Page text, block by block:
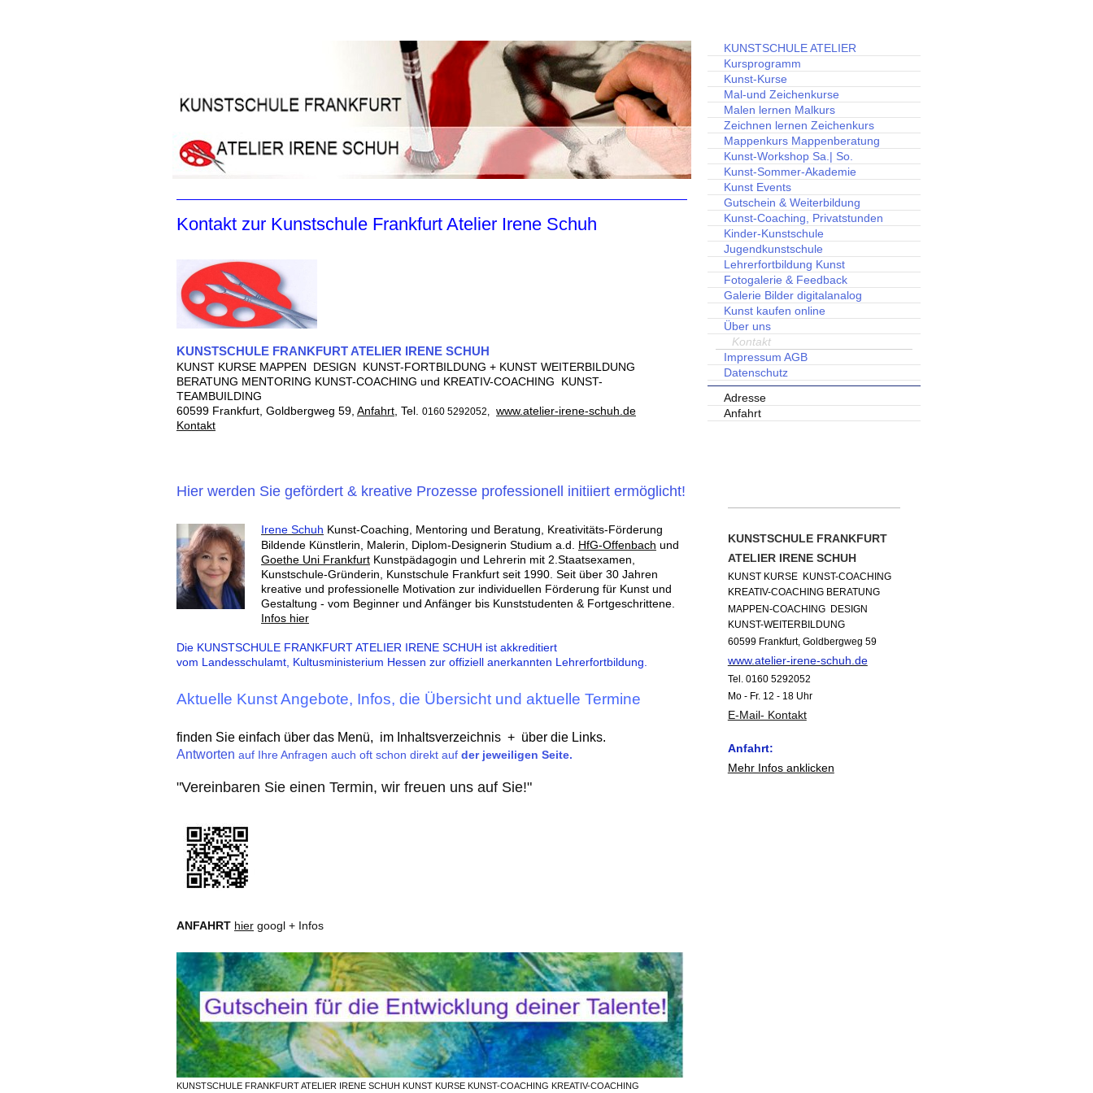
Kontakt zur Kunstschule Frankfurt Atelier Irene Schuh
KUNSTSCHULE FRANKFURT ATELIER IRENE SCHUH
KUNST KURSE MAPPEN DESIGN KUNST-FORTBILDUNG + KUNST WEITERBILDUNG
BERATUNG MENTORING KUNST-COACHING und KREATIV-COACHING KUNST-
TEAMBUILDING
60599 Frankfurt, Goldbergweg 59, Anfahrt, Tel. 0160 5292052, www.atelier-irene-schuh.de
Kontakt
Hier werden Sie gefördert & kreative Prozesse professionell initiiert ermöglicht!
Irene Schuh Kunst-Coaching, Mentoring und Beratung, Kreativitäts-Förderung
Bildende Künstlerin, Malerin, Diplom-Designerin Studium a.d. HfG-Offenbach und
Goethe Uni Frankfurt Kunstpädagogin und Lehrerin mit 2.Staatsexamen,
Kunstschule-Gründerin, Kunstschule Frankfurt seit 1990. Seit über 30 Jahren
kreative und professionelle Motivation zur individuellen Förderung für Kunst und
Gestaltung - vom Beginner und Anfänger bis Kunststudenten & Fortgeschrittene.
Infos hier
Die KUNSTSCHULE FRANKFURT ATELIER IRENE SCHUH ist akkreditiert
vom Landesschulamt, Kultusministerium Hessen zur offiziell anerkannten Lehrerfortbildung.
Aktuelle Kunst Angebote, Infos, die Übersicht und aktuelle Termine
finden Sie einfach über das Menü, im Inhaltsverzeichnis + über die Links.
Antworten auf Ihre Anfragen auch oft schon direkt auf der jeweiligen Seite.
"Vereinbaren Sie einen Termin, wir freuen uns auf Sie!"
ANFAHRT hier googl + Infos
KUNSTSCHULE FRANKFURT ATELIER IRENE SCHUH KUNST KURSE KUNST-COACHING KREATIV-COACHING
KUNSTSCHULE ATELIER
Kursprogramm
Kunst-Kurse
Mal-und Zeichenkurse
Malen lernen Malkurs
Zeichnen lernen Zeichenkurs
Mappenkurs Mappenberatung
Kunst-Workshop Sa.| So.
Kunst-Sommer-Akademie
Kunst Events
Gutschein & Weiterbildung
Kunst-Coaching, Privatstunden
Kinder-Kunstschule
Jugendkunstschule
Lehrerfortbildung Kunst
Fotogalerie & Feedback
Galerie Bilder digitalanalog
Kunst kaufen online
Über uns
Kontakt
Impressum AGB
Datenschutz
Adresse
Anfahrt
KUNSTSCHULE FRANKFURT
ATELIER IRENE SCHUH
KUNST KURSE KUNST-COACHING
KREATIV-COACHINGBERATUNG
MAPPEN-COACHING DESIGN
KUNST-WEITERBILDUNG
60599 Frankfurt, Goldbergweg 59
www.atelier-irene-schuh.de
Tel. 0160 5292052
Mo - Fr. 12 - 18 Uhr
E-Mail- Kontakt
Anfahrt:
Mehr Infos anklicken